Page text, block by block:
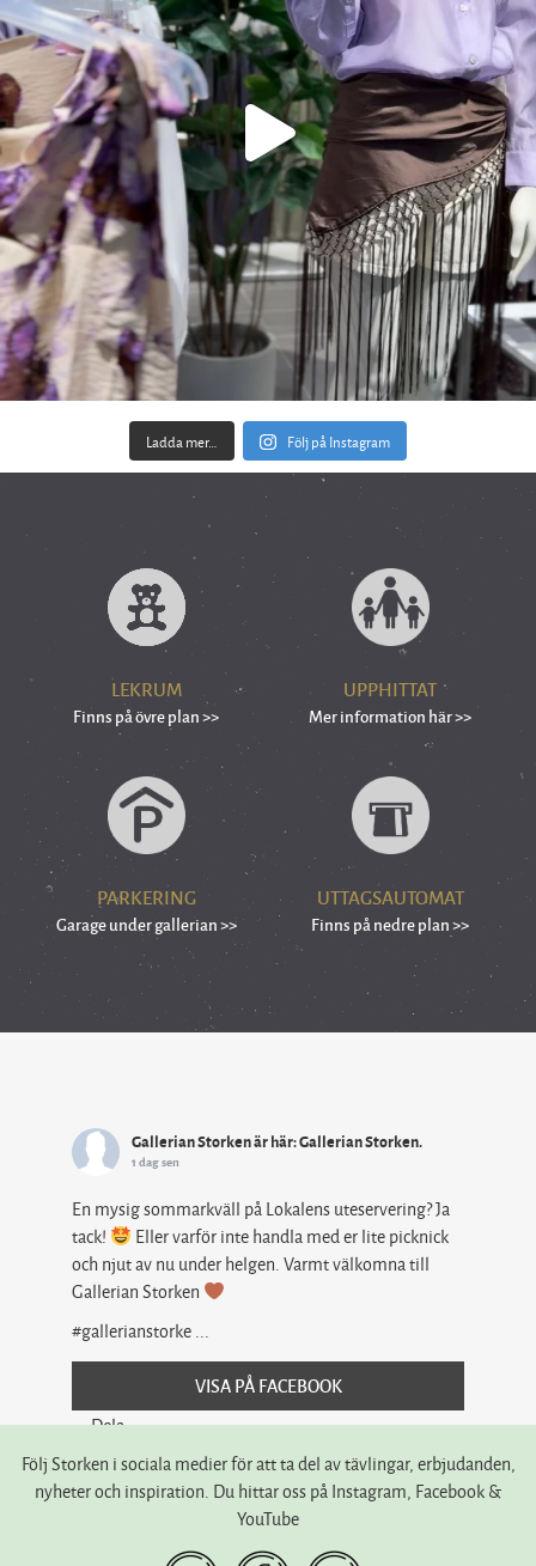
Ladda mer… Följ på Instagram
LEKRUM
Finns på övre plan >>
UPPHITTAT
Mer information här >>
PARKERING
Garage under gallerian >>
UTTAGSAUTOMAT
Finns på nedre plan >>
Gallerian Storkenär här: Gallerian Storken.
1 dag sen
En mysig sommarkväll på Lokalens uteservering? Ja
tack!
Eller varför inte handla med er lite picknick
och njut av nu under helgen. Varmt välkomna till
Gallerian Storken
#gallerianstorke...
VISA PÅ FACEBOOK
· Dela
Följ Storken i sociala medier för att ta del av tävlingar, erbjudanden,
nyheter och inspiration. Du hittar oss på Instagram, Facebook &
YouTube